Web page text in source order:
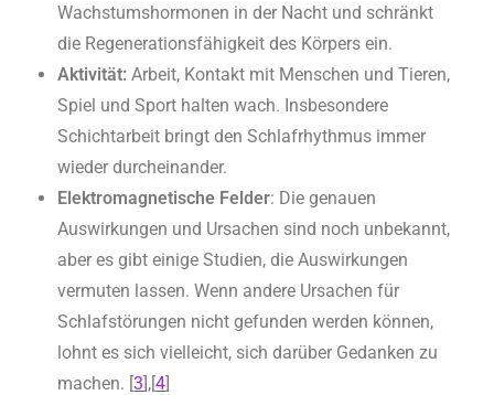
Wachstumshormonen in der Nacht und schränkt
die Regenerationsfähigkeit des Körpers ein.
Aktivität: Arbeit, Kontakt mit Menschen und Tieren,
Spiel und Sport halten wach. Insbesondere
Schichtarbeit bringt den Schlafrhythmus immer
wieder durcheinander.
Elektromagnetische Felder: Die genauen
Auswirkungen und Ursachen sind noch unbekannt,
aber es gibt einige Studien, die Auswirkungen
vermuten lassen. Wenn andere Ursachen für
Schlafstörungen nicht gefunden werden können,
lohnt es sich vielleicht, sich darüber Gedanken zu
machen. [3],[4]